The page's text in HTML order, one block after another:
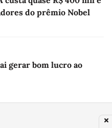
do prêmio Nobel
gerar bom lucro ao